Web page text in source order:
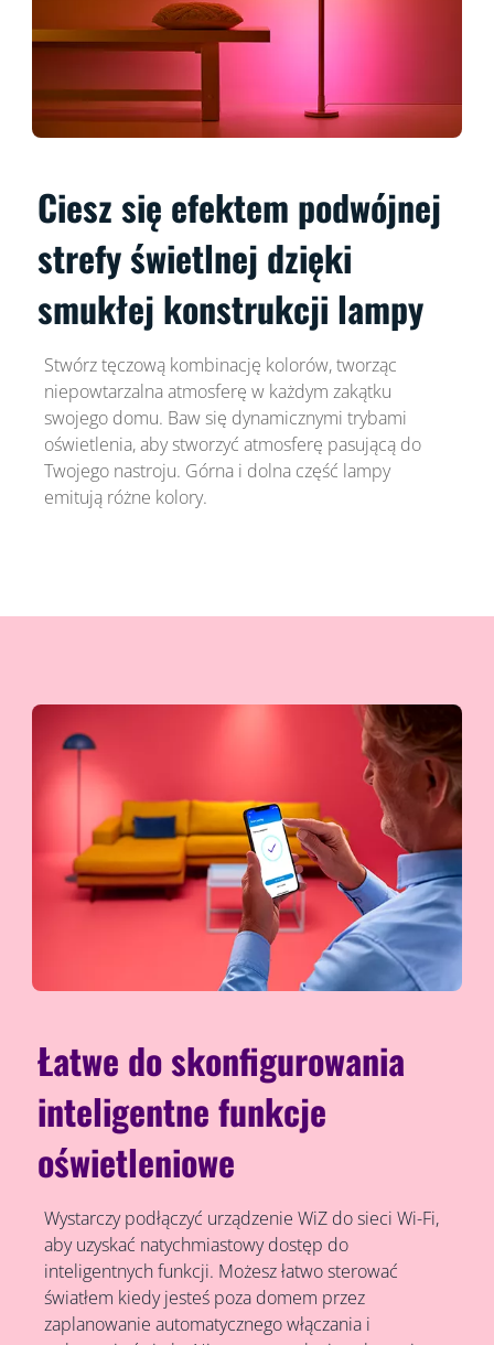
Ciesz się efektem podwójnej
strefy świetlnej dzięki
smukłej konstrukcji lampy
Stwórz tęczową kombinację kolorów, tworząc
niepowtarzalna atmosferę w każdym zakątku
swojego domu. Baw się dynamicznymi trybami
oświetlenia, aby stworzyć atmosferę pasującą do
Twojego nastroju. Górna i dolna część lampy
emitują różne kolory.
Łatwe do skonfigurowania
inteligentne funkcje
oświetleniowe
Wystarczy podłączyć urządzenie WiZ do sieci Wi-Fi,
aby uzyskać natychmiastowy dostęp do
inteligentnych funkcji. Możesz łatwo sterować
światłem kiedy jesteś poza domem przez
zaplanowanie automatycznego włączania i